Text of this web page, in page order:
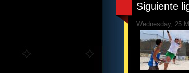
Siguiente
Wednesday, 25